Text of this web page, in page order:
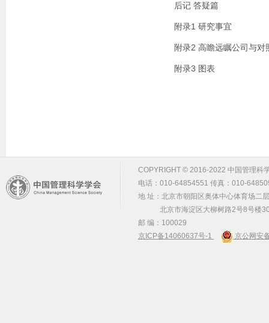
后记 答疑篇
附录1 研究事宜
附录2 高瞻远瞩公司与对
附录3 图表
COPYRIGHT © 2016-2022 中国管理科
电话：010-64854551 传真：010-
地 址：北京市朝阳区奥体中心体育场二
北京市海淀区大柳树路2号8号楼
邮 编：100029
京ICP备14060637号-1
京公网安